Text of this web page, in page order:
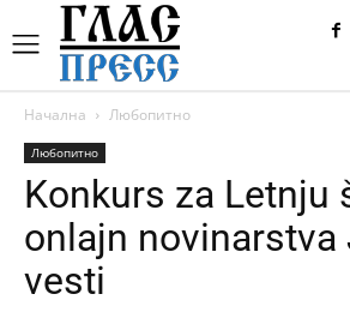
Начална Любопитно
Любопитно
Konkurs za Letnju
onlajn novinarstva
vesti